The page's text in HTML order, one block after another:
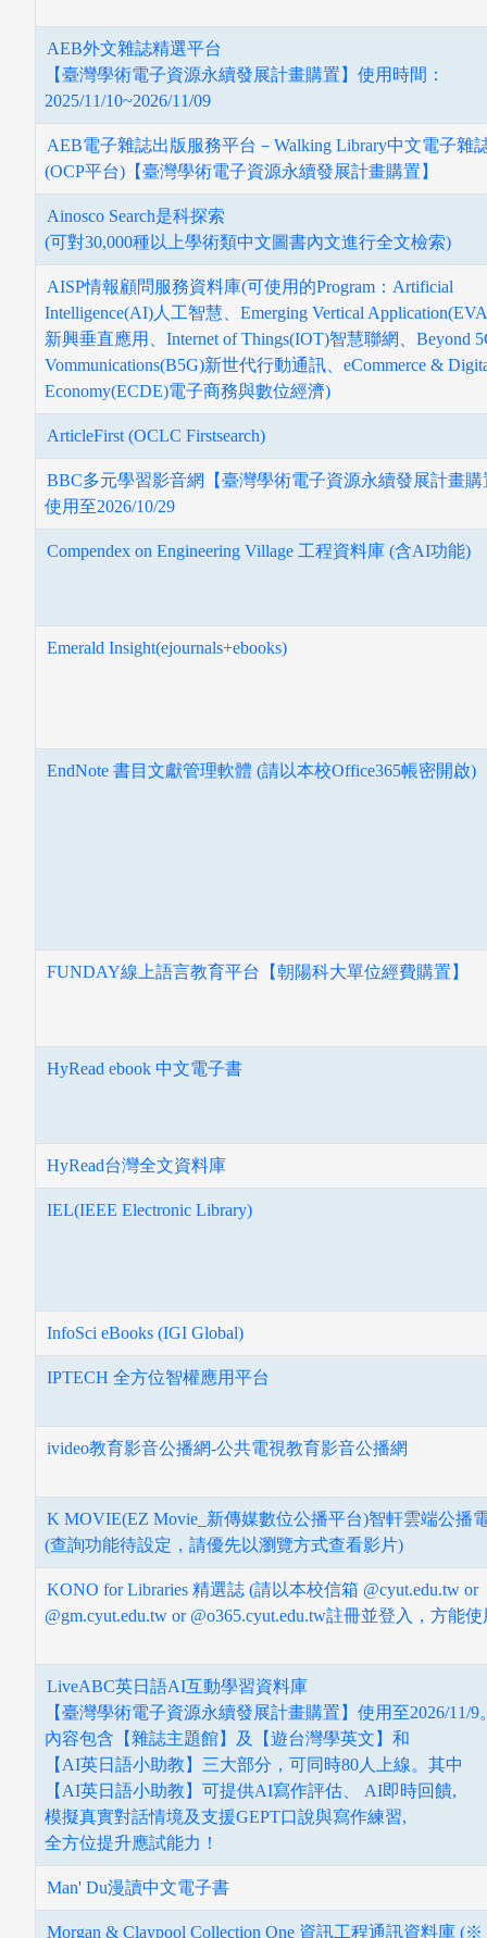
電子資料庫
AEB外文雜誌精選平台
【臺灣學術電子資源永續發展計畫購置】使用時間：
2025/11/10~2026/11/09
AEB電子雜誌出版服務平台－Walking Library中文電子雜
(OCP平台)【臺灣學術電子資源永續發展計畫購置】
Ainosco Search是科探索
(可對30,000種以上學術類中文圖書內文進行全文檢索)
AISP情報顧問服務資料庫(可使用的Program：Artificial
Intelligence(AI)人工智慧、Emerging Vertical
新興垂直應用、Internet of Things(IOT)智慧聯網、Beyond
Vommunications(B5G)新世代行動通訊、eCommerce &
Economy(ECDE)電子商務與數位經濟)
ArticleFirst (OCLC Firstsearch)
BBC多元學習影音網【臺灣學術電子資源永續發展計畫購
使用至2026/10/29
Compendex on Engineering Village 工程資料庫 (含AI功能)
Emerald Insight(ejournals+ebooks)
EndNote 書目文獻管理軟體 (請以本校Office365帳密開啟)
FUNDAY線上語言教育平台【朝陽科大單位經費購置】
HyRead ebook 中文電子書
HyRead台灣全文資料庫
IEL(IEEE Electronic Library)
InfoSci eBooks (IGI Global)
IPTECH 全方位智權應用平台
ivideo教育影音公播網-公共電視教育影音公播網
K MOVIE(EZ Movie_新傳媒數位公播平台)智軒雲端公播
(查詢功能待設定，請優先以瀏覽方式查看影片)
KONO for Libraries 精選誌 (請以本校信箱 @cyut.edu.tw or
@gm.cyut.edu.tw or @o365.cyut.edu.tw註冊並登入，方能使
LiveABC英日語AI互動學習資料庫
【臺灣學術電子資源永續發展計畫購置】使用至2026/11/9
內容包含【雜誌主題館】及【遊台灣學英文】和
【AI英日語小助教】三大部分，可同時80人上線。其中
【AI英日語小助教】可提供AI寫作評估、 AI即時回饋,
模擬真實對話情境及支援GEPT口說與寫作練習,
全方位提升應試能力！
Man' Du漫讀中文電子書
Morgan & Claypool Collection One 資訊工程通訊資料庫 (※